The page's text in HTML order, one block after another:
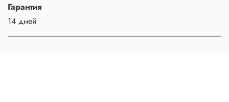
Гарантия
14 дней